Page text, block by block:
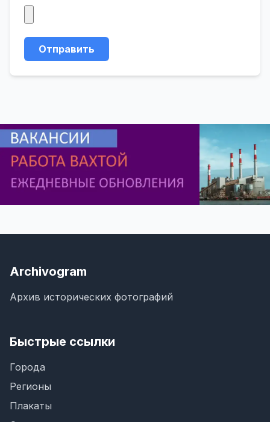
Отправить
Archivogram
Архив исторических фотографий
Быстрые ссылки
Города
Регионы
Плакаты